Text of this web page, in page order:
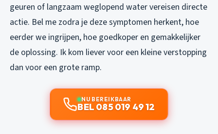
geuren of langzaam weglopend water vereisen directe
actie. Bel me zodra je deze symptomen herkent, hoe
eerder we ingrijpen, hoe goedkoper en gemakkelijker
de oplossing. Ik kom liever voor een kleine verstopping
dan voor een grote ramp.
NU BEREIKBAAR
BEL 085 019 49 12